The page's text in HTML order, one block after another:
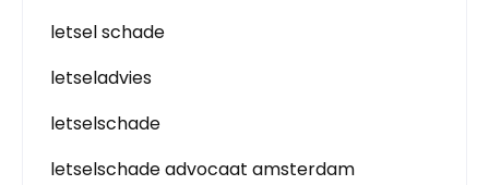
letsel schade
letseladvies
letselschade
letselschade advocaat amsterdam